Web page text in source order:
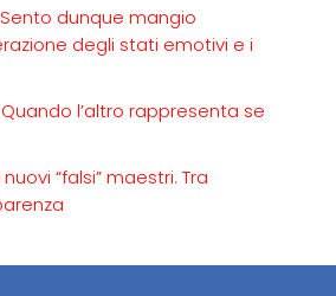
Sento dunque mangio
degli stati emotivi e i
Quando l’altro rappresenta se
nuovi “falsi” maestri. Tra